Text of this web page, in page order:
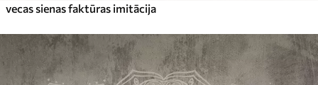
vecas sienas faktūras imitācija